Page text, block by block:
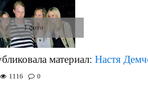
1 фото
материал: Настя
1116 0